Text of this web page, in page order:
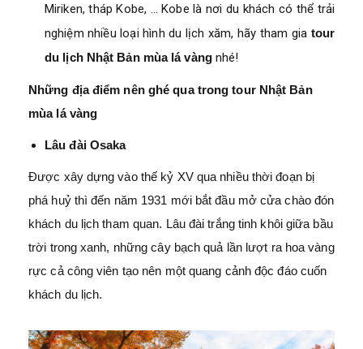
Miriken, tháp Kobe, … Kobe là nơi du khách có thể trải
nghiệm nhiều loại hình du lịch xăm, hãy tham gia tour
du lịch Nhật Bản mùa lá vàng nhé!
Những địa điểm nên ghé qua trong tour Nhật Bản
mùa lá vàng
Lâu đài Osaka
Được xây dựng vào thế kỷ XV qua nhiều thời đoạn bị
phá huỷ thì đến năm 1931 mới bắt đầu mở cửa chào đón
khách du lịch tham quan. Lâu đài trắng tinh khôi giữa bầu
trời trong xanh, những cây bạch quả lần lượt ra hoa vàng
rực cả công viên tạo nên một quang cảnh độc đáo cuốn
khách du lịch.